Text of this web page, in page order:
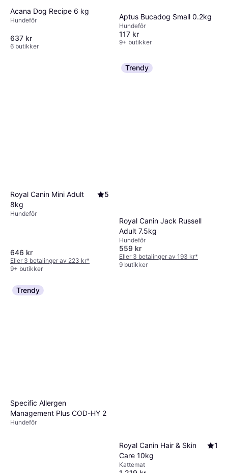
Acana Dog Recipe 6 kg
Hundefôr
637 kr
6 butikker
Aptus Bucadog Small 0.2kg
Hundefôr
117 kr
9+ butikker
Royal Canin Mini Adult
8kg
5
Hundefôr
646 kr
Eller 3 betalinger av 223 kr*
9+ butikker
Trendy
Royal Canin Jack Russell
Adult 7.5kg
Hundefôr
559 kr
Eller 3 betalinger av 193 kr*
9 butikker
Trendy
Specific Allergen
Management Plus COD-HY 2
Hundefôr
Royal Canin Hair & Skin
Care 10kg
1
Kattemat